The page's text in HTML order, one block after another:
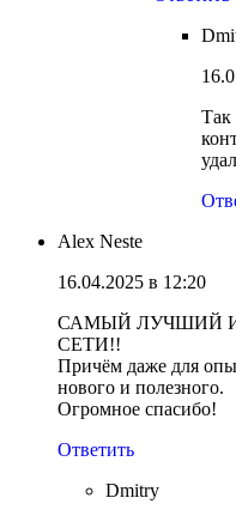
Так
Alex Neste
16.04.2025 в 12:20
САМЫЙ ЛУЧШИЙ
СЕТИ!!
Причём даже для
нового и полезного.
Огромное спасибо!
Ответить
Dmitry